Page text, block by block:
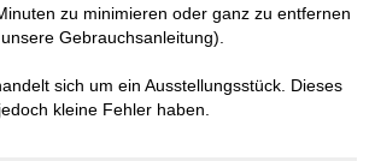
zu minimieren oder ganz zu entfernen
Gebrauchsanleitung).
sich um ein Ausstellungsstück. Dieses
kleine Fehler haben.